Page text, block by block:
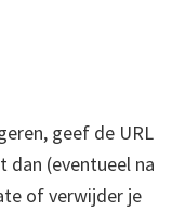
geef de URL
dan (eventueel na
of verwijder je